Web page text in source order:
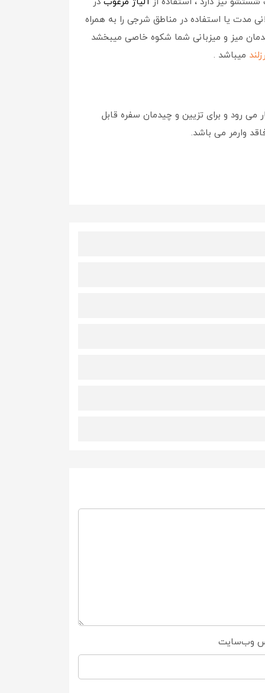
مدت یا استفاده در مناطق شرجی را به همراه
میز و میزبانی شما شکوه خاصی میبخشد
میباشد .
می رود و برای تزیین و چیدمان سفره قابل
وارمر می باشد.
وب‌سایت